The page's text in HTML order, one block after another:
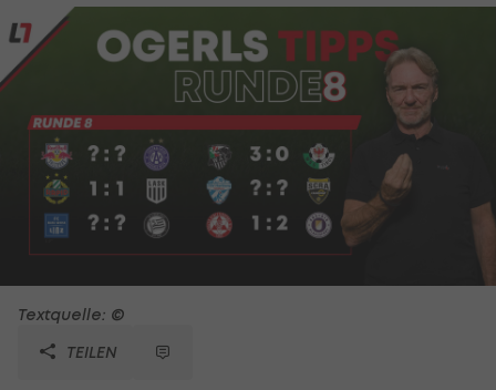
Textquelle: ©
TEILEN